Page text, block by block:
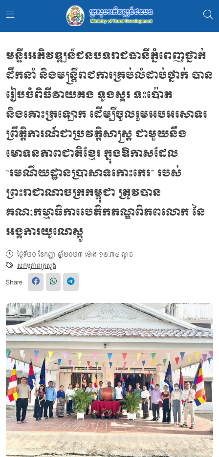
មន្ទីរអភិវឌ្ឍន៍ជនបទរាជធានីភ្នំពេញថ្នាក់
ដឹកនាំ និងមន្រ្ដីរាជការគ្រប់លំដាប់ថ្នាក់ បាន
រៀបចំពិធីវាយគង ទូងស្គរ ទះប៉ោត
និងគោះត្រឡោក ដើម្បីចូលរួមអបអរសាទរ
ព្រឹត្តិការណ៍ជាប្រវត្តិសាស្ត្រ ជាមួយនឹង
មោទនភាពជាតិខ្មែរ ក្នុងឱកាសដែល
“រមណីយដ្ឋានប្រាសាទកោះកេរ” របស់
ព្រះរាជាណាចក្រកម្ពុជា ត្រូវបាន
គណៈកម្មាធិការបេតិកភណ្ឌពិភពលោក នៃ
អង្គការយូណេស្កូ
ថ្ងៃទី២០ ខែកញ្ញា ឆ្នាំ២០២៣ ម៉ោង ១២:៣៤ ល្ងាច
សកម្មភាពក្រសួង
Share